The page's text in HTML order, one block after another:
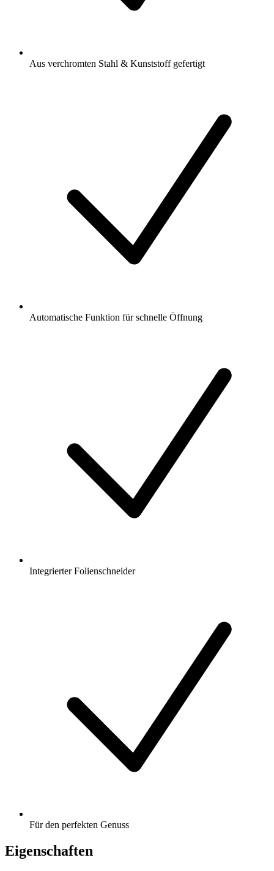
Aus verchromten Stahl & Kunststoff gefertigt
Automatische Funktion für schnelle Öffnung
Integrierter Folienschneider
Für den perfekten Genuss
Eigenschaften